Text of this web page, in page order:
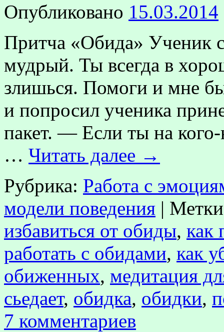
Опубликовано 15.03.2014
Притча «Обида» Ученик
мудрый. Ты всегда в
злишься. Помоги и мне
и попросил ученика
пакет. — Если ты на
… Читать далее →
Рубрика: Работа с
модели поведения |
избавиться от обиды, как
работать с обидами, как
обиженных, медитация
сьедает, обидка, обидки,
7 комментариев